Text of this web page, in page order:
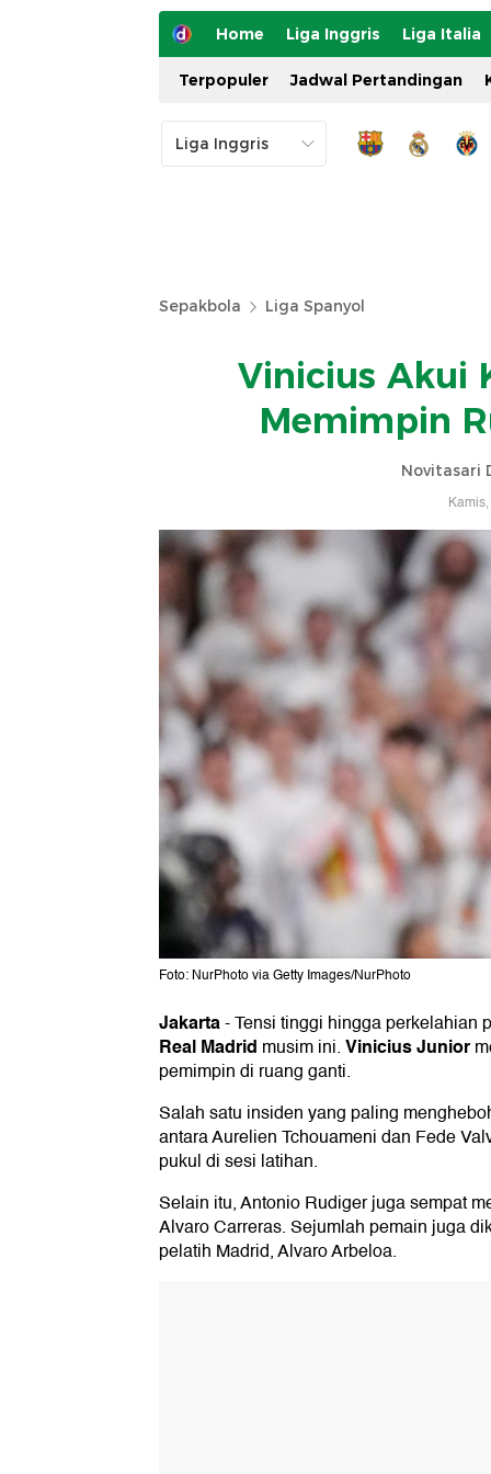
Home Liga Inggris Liga Italia
Terpopuler Jadwal Pertandingan
Sepakbola Liga Spanyol
Vinicius Akui
Memimpin
Novitasari
Foto: NurPhoto via Getty Images/NurPhoto
Jakarta-Tensi tinggi hingga perkelahian
Real Madrid musim ini.Vinicius Junior
pemimpin di ruang ganti.
Salah satu insiden yang paling
antara Aurelien Tchouameni dan Fede
pukul di sesi latihan.
Selain itu, Antonio Rudiger juga sempat
Alvaro Carreras. Sejumlah pemain juga
pelatih Madrid, Alvaro Arbeloa.